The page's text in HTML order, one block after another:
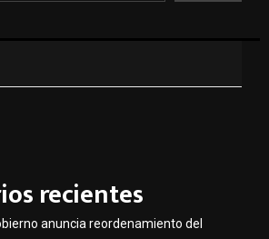
recientes
anuncia reordenamiento del